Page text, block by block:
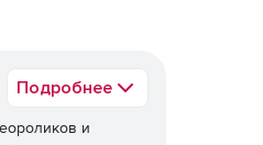
Подробнее
и